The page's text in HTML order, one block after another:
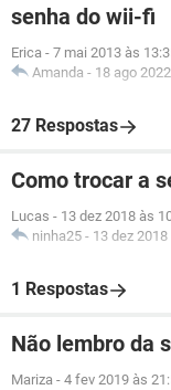
senha do wii-fi
Erica - 7 mai 2013 às
Amanda - 18 ago
27 Respostas
Como trocar a
Lucas - 13 dez 2018 às
ninha25 - 13 dez
1 Respostas
Não lembro da
Mariza - 4 fev 2019 às